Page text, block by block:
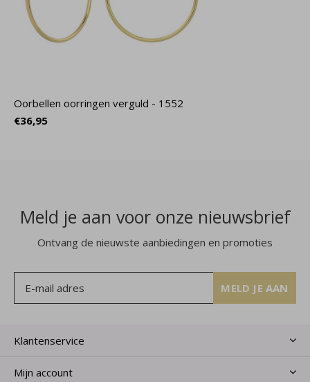
Oorbellen oorringen verguld - 1552
€36,95
Meld je aan voor onze nieuwsbrief
Ontvang de nieuwste aanbiedingen en promoties
MELD JE AAN
Klantenservice
Mijn account